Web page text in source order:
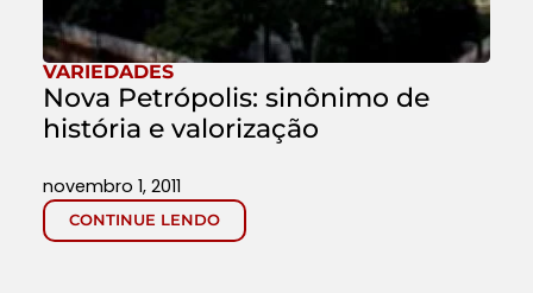
VARIEDADES
Nova Petrópolis: sinônimo de
história e valorização
CONTINUE LENDO
novembro 1, 2011